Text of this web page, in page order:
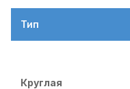
Тип
Круглая